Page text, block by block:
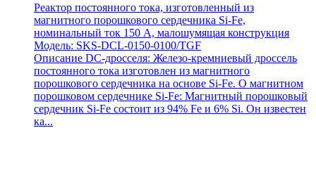
Реактор постоянного тока, изготовленный из
магнитного порошкового сердечника Si-Fe,
номинальный ток 150 А, малошумящая конструкция
Модель: SKS-DCL-0150-0100/TGF
Описание DC-дросселя: Железо-кремниевый дроссель
постоянного тока изготовлен из магнитного
порошкового сердечника на основе Si-Fe. О магнитном
порошковом сердечнике Si-Fe: Магнитный порошковый
сердечник Si-Fe состоит из 94% Fe и 6% Si. Он известен
ка...